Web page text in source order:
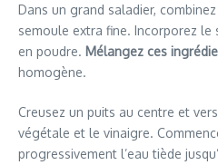
Dans un grand saladier,
semoule extra fine. Incorporez
en poudre. Mélangez ces
homogène.
Creusez un puits au centre et
végétale et le vinaigre.
progressivement l’eau tiède